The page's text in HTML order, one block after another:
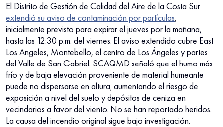
El Distrito de Gestión de Calidad del Aire de la Costa Sur
extendió su aviso de contaminación por partículas,
inicialmente previsto para expirar el jueves por la mañana,
hasta las 12:30 p.m. del viernes. El aviso extendido cubre East
Los Angeles, Montebello, el centro de Los Ángeles y partes
del Valle de San Gabriel. SCAQMD señaló que el humo más
frío y de baja elevación proveniente de material humeante
puede no dispersarse en altura, aumentando el riesgo de
exposición a nivel del suelo y depósitos de ceniza en
vecindarios a favor del viento. No se han reportado heridos.
La causa del incendio original sigue bajo investigación.